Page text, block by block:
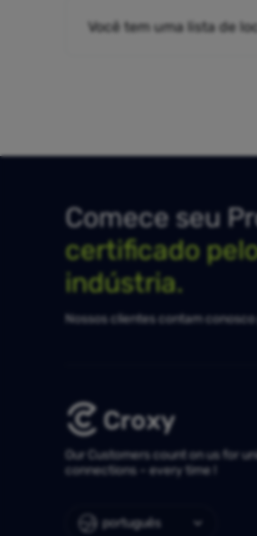
Você tem uma lista de
Comece seu
certificado
indústria.
Nossos clientes contam
Our Customers count on us for
connections – every time !
português